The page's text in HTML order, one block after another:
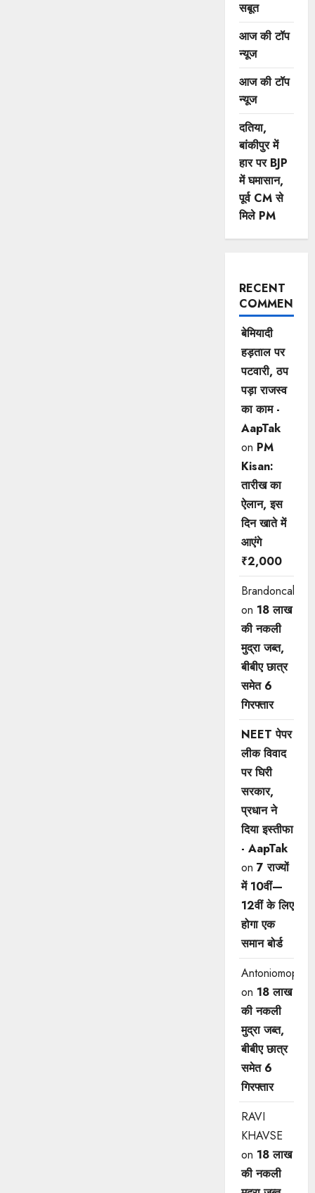
सबूत
आज की टॉप
न्यूज
आज की टॉप
न्यूज
दतिया,
बांकीपुर में
हार पर BJP
में घमासान,
पूर्व CM से
मिले PM
RECENT
COMMENTS
बेमियादी
हड़ताल पर
पटवारी, ठप
पड़ा राजस्व
का काम -
AapTak
on PM
Kisan:
तारीख का
ऐलान, इस
दिन खाते में
आएंगे
₹2,000
Brandoncah
on 18 लाख
की नकली
मुद्रा जब्त,
बीबीए छात्र
समेत 6
गिरफ्तार
NEET पेपर
लीक विवाद
पर घिरी
सरकार,
प्रधान ने
दिया इस्तीफा
- AapTak
on 7 राज्यों
में 10वीं—
12वीं ​के लिए
होगा एक
समान बोर्ड
Antoniomop
on 18 लाख
की नकली
मुद्रा जब्त,
बीबीए छात्र
समेत 6
गिरफ्तार
RAVI
KHAVSE
on 18 लाख
की नकली